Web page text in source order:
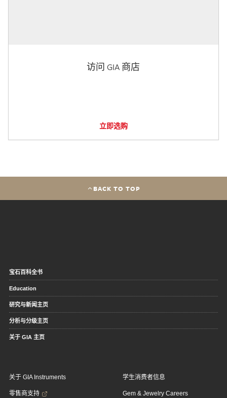
访问 GIA 商店
立即选购
BACK TO TOP
宝石百科全书
Education
研究与新闻主页
分析与分级主页
关于 GIA 主页
关于 GIA Instruments
零售商支持
学生消费者信息
Gem & Jewelry Careers